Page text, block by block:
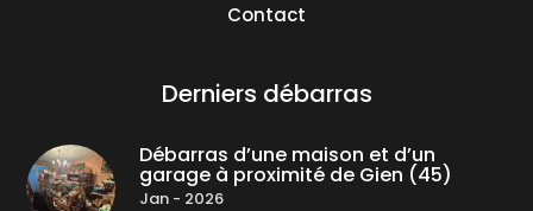
Contact
Derniers débarras
Débarras d’une maison et d’un
garage à proximité de Gien (45)
Jan - 2026